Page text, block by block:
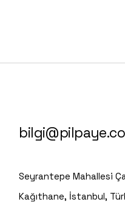
Seyrantepe Mahallesi
Kağıthane, İstanbul,